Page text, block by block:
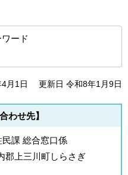
ード
月1日 更新日 令和8年1月9日
わせ先】
課 総合窓口係
郡上三川町しらさぎ